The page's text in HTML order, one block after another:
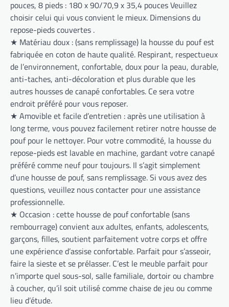
pouces, 8 pieds : 180 x 90/70,9 x 35,4 pouces Veuillez
choisir celui qui vous convient le mieux. Dimensions du
repose-pieds couvertes .
★ Matériau doux : (sans remplissage) la housse du pouf est
fabriquée en coton de haute qualité. Respirant, respectueux
de l’environnement, confortable, doux pour la peau, durable,
anti-taches, anti-décoloration et plus durable que les
autres housses de canapé confortables. Ce sera votre
endroit préféré pour vous reposer.
★ Amovible et facile d’entretien : après une utilisation à
long terme, vous pouvez facilement retirer notre housse de
pouf pour le nettoyer. Pour votre commodité, la housse du
repose-pieds est lavable en machine, gardant votre canapé
préféré comme neuf pour toujours. Il s’agit simplement
d’une housse de pouf, sans remplissage. Si vous avez des
questions, veuillez nous contacter pour une assistance
professionnelle.
★ Occasion : cette housse de pouf confortable (sans
rembourrage) convient aux adultes, enfants, adolescents,
garçons, filles, soutient parfaitement votre corps et offre
une expérience d’assise confortable. Parfait pour s’asseoir,
faire la sieste et se prélasser. C’est le meuble parfait pour
n’importe quel sous-sol, salle familiale, dortoir ou chambre
à coucher, qu’il soit utilisé comme chaise de jeu ou comme
lieu d’étude.